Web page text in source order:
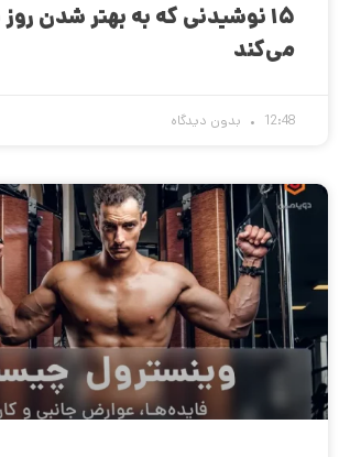
۱۵ نوشیدنی که به بهتر شدن
می‌کند
12:48 بدون دیدگاه